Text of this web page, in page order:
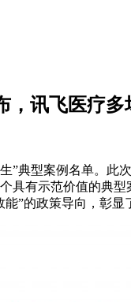
，讯飞医疗
”典型案例名单。
具有示范价值的典
”的政策导向，彰显